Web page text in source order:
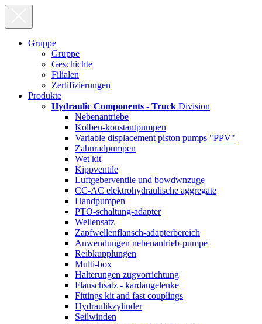
Gruppe
Gruppe
Geschichte
Filialen
Zertifizierungen
Produkte
Hydraulic Components - Truck Division
Nebenantriebe
Kolben-konstantpumpen
Variable displacement piston pumps "PPV"
Zahnradpumpen
Wet kit
Kippventile
Luftgeberventile und bowdwnzuge
CC-AC elektrohydraulische aggregate
Handpumpen
PTO-schaltung-adapter
Wellensatz
Zapfwellenflansch-adapterbereich
Anwendungen nebenantrieb-pumpe
Reibkupplungen
Multi-box
Halterungen zugvorrichtung
Flanschsatz - kardangelenke
Fittings kit and fast couplings
Hydraulikzylinder
Seilwinden